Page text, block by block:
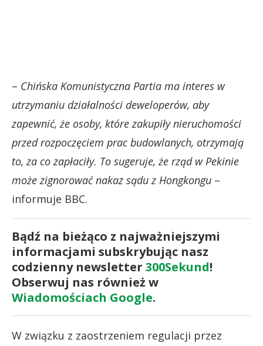
– Chińska Komunistyczna Partia ma interes w
utrzymaniu działalności deweloperów, aby
zapewnić, że osoby, które zakupiły nieruchomości
przed rozpoczęciem prac budowlanych, otrzymają
to, za co zapłaciły. To sugeruje, że rząd w Pekinie
może zignorować nakaz sądu z Hongkongu –
informuje BBC.
Bądź na bieżąco z najważniejszymi
informacjami subskrybując nasz
codzienny newsletter 300Sekund!
Obserwuj nas również w
Wiadomościach Google.
W związku z zaostrzeniem regulacji przez